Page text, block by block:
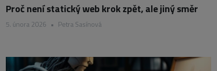
Proč není statický web krok zpět, ale jiný směr
5. února 2026 • Petra Sasínová